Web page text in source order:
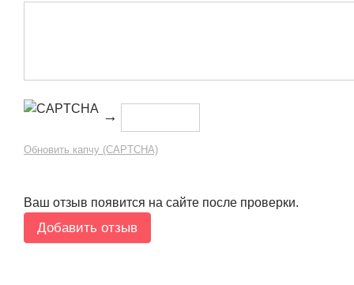
→
Обновить капчу (CAPTCHA)
Ваш отзыв появится на сайте после проверки.